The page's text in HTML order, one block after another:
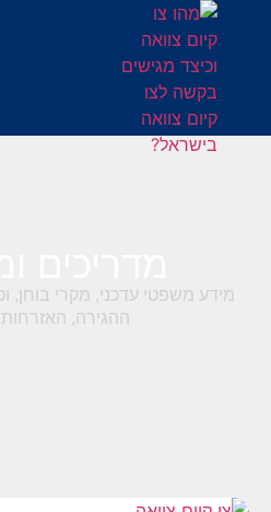
מידע משפטי עדכני, מקרי בוחן,
ההגירה,